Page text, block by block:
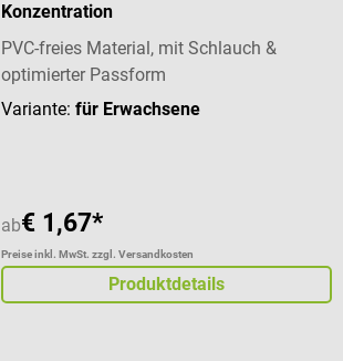
Konzentration
PVC-freies Material, mit Schlauch &
optimierter Passform
Variante: für Erwachsene
ab€ 1,67*
Preise inkl. MwSt. zzgl. Versandkosten
Produktdetails